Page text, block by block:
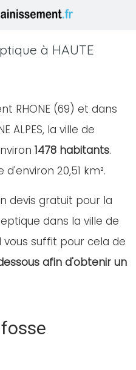
à HAUTE
RHONE (69) et dans
ALPES, la ville de
1478 habitants.
20,51 km².
devis gratuit pour la
dans la ville de
Il vous suffit pour cela de
afin d'obtenir un